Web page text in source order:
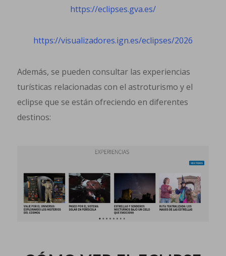
https://eclipses.gva.es/
https://visualizadores.ign.es/eclipses/2026
Además, se pueden consultar las experiencias
turísticas relacionadas con el astroturismo y el
eclipse que se están ofreciendo en diferentes
destinos: